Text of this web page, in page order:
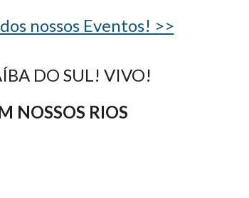
nossos Eventos! >>
DO SUL! VIVO!
NOSSOS RIOS